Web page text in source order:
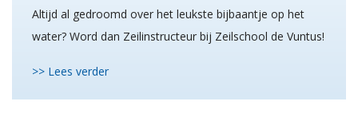
Altijd al gedroomd over het leukste bijbaantje op het
water? Word dan Zeilinstructeur bij Zeilschool de Vuntus!
>> Lees verder